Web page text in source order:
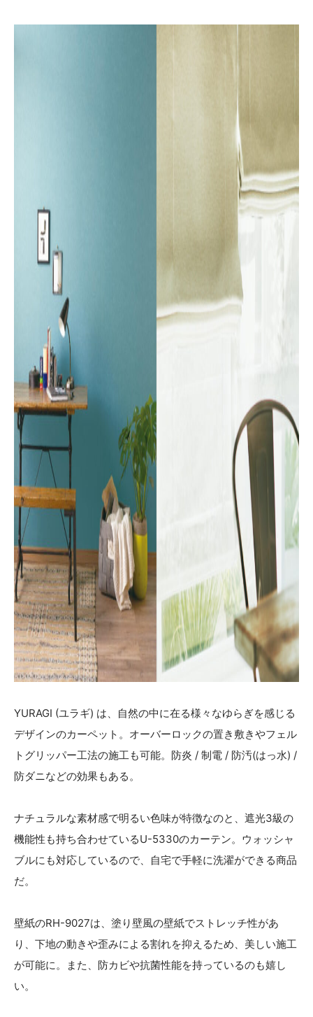
YURAGI (ユラギ) は、自然の中に在る様々なゆらぎを感じる
デザインのカーペット。オーバーロックの置き敷きやフェル
トグリッパー工法の施工も可能。防炎 / 制電 / 防汚(はっ水) /
防ダニなどの効果もある。
ナチュラルな素材感で明るい色味が特徴なのと、遮光3級の
機能性も持ち合わせているU-5330のカーテン。ウォッシャ
ブルにも対応しているので、自宅で手軽に洗濯ができる商品
だ。
壁紙のRH-9027は、塗り壁風の壁紙でストレッチ性があ
り、下地の動きや歪みによる割れを抑えるため、美しい施工
が可能に。また、防カビや抗菌性能を持っているのも嬉し
い。